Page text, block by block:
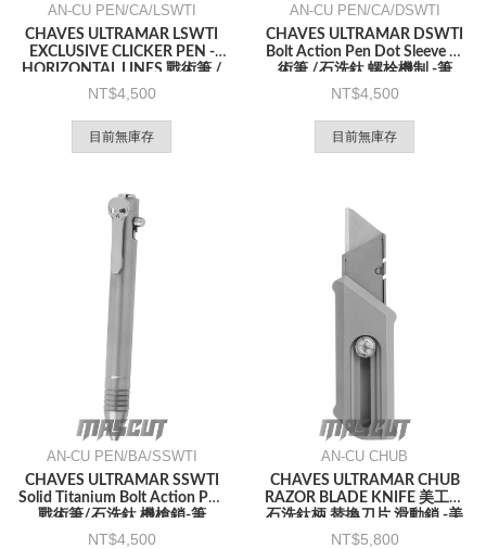
AN-CU PEN/CA/LSWTI
CHAVES ULTRAMAR LSWTI
EXCLUSIVE CLICKER PEN -
HORIZONTAL LINES 戰術筆 /
石洗鈦 螺栓機制 -筆
4,500
目前無庫存
AN-CU PEN/CA/DSWTI
CHAVES ULTRAMAR DSWTI
Bolt Action Pen Dot Sleeve 戰
術筆 /石洗鈦 螺栓機制 -筆
4,500
目前無庫存
AN-CU PEN/BA/SSWTI
CHAVES ULTRAMAR SSWTI
Solid Titanium Bolt Action Pen
戰術筆/石洗鈦 機槍鎖-筆
4,500
AN-CU CHUB
CHAVES ULTRAMAR CHUB
RAZOR BLADE KNIFE 美工刀
石洗鈦柄 替換刀片 滑動鎖 -美
工刀
5,800